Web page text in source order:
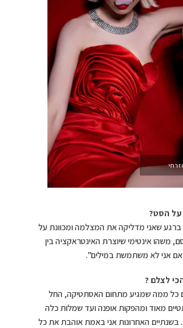
הסט?
ברגע שאני מדליקה את המצלמה ומכוונת על
משהו אינטימי שיוצרת האינטראקציה בין
אני לא משתמשת במילים”.
לצלם ?
כל ממה שמגיע מתחום האסתטיקה, החל
מאוד ומהפקות אופנה ועד שמלות כלה
בשנתיים האחרונות אני באמת אוהבת את כל